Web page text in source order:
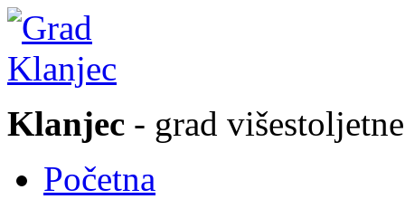
Klanjec - grad
Početna